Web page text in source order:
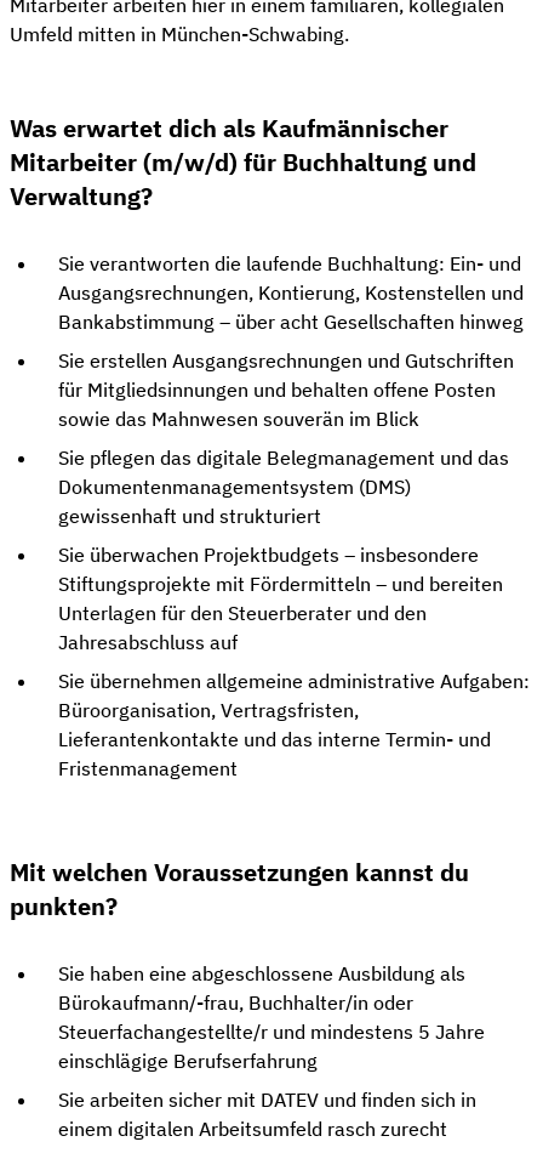
Umfeld mitten in München-Schwabing.
Was erwartet dich als Kaufmännischer
Mitarbeiter (m/w/d) für Buchhaltung und
Verwaltung?
Sie verantworten die laufende Buchhaltung: Ein- und
Ausgangsrechnungen, Kontierung, Kostenstellen und
Bankabstimmung – über acht Gesellschaften hinweg
Sie erstellen Ausgangsrechnungen und Gutschriften
für Mitgliedsinnungen und behalten offene Posten
sowie das Mahnwesen souverän im Blick
Sie pflegen das digitale Belegmanagement und das
Dokumentenmanagementsystem (DMS)
gewissenhaft und strukturiert
Sie überwachen Projektbudgets – insbesondere
Stiftungsprojekte mit Fördermitteln – und bereiten
Unterlagen für den Steuerberater und den
Jahresabschluss auf
Sie übernehmen allgemeine administrative Aufgaben:
Büroorganisation, Vertragsfristen,
Lieferantenkontakte und das interne Termin- und
Fristenmanagement
Mit welchen Voraussetzungen kannst du
punkten?
Sie haben eine abgeschlossene Ausbildung als
Bürokaufmann/-frau, Buchhalter/in oder
Steuerfachangestellte/r und mindestens 5 Jahre
einschlägige Berufserfahrung
Sie arbeiten sicher mit DATEV und finden sich in
einem digitalen Arbeitsumfeld rasch zurecht